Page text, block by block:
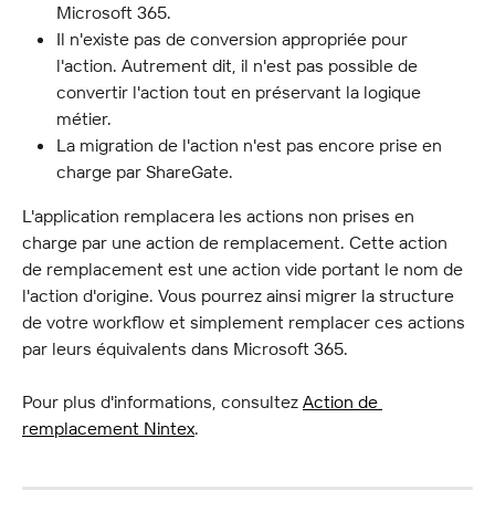
Microsoft 365.
Il n'existe pas de conversion appropriée pour
l'action. Autrement dit, il n'est pas possible de
convertir l'action tout en préservant la logique
métier.
La migration de l'action n'est pas encore prise en
charge par ShareGate.
L'application remplacera les actions non prises en
charge par une action de remplacement. Cette action
de remplacement est une action vide portant le nom de
l'action d'origine. Vous pourrez ainsi migrer la structure
de votre workflow et simplement remplacer ces actions
par leurs équivalents dans Microsoft 365.
Pour plus d'informations, consultez Action de
remplacement Nintex.